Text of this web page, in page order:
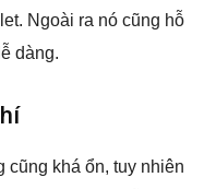
Ngoài ra nó cũng hỗ
dàng.
cũng khá ổn, tuy nhiên